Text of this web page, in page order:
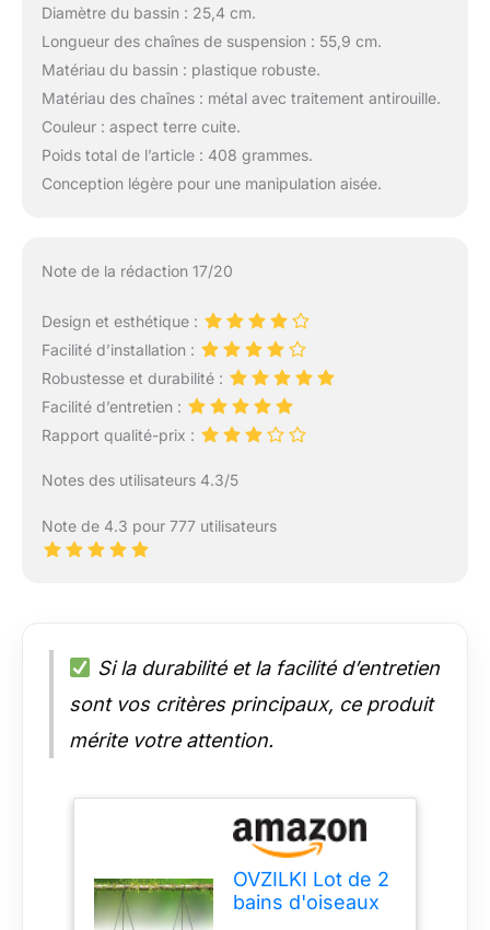
Diamètre du bassin : 25,4 cm.
Longueur des chaînes de suspension : 55,9 cm.
Matériau du bassin : plastique robuste.
Matériau des chaînes : métal avec traitement antirouille.
Couleur : aspect terre cuite.
Poids total de l’article : 408 grammes.
Conception légère pour une manipulation aisée.
Note de la rédaction 17/20
Design et esthétique :
Facilité d’installation :
Robustesse et durabilité :
Facilité d’entretien :
Rapport qualité-prix :
Notes des utilisateurs 4.3/5
Note de 4.3 pour 777 utilisateurs
Si la durabilité et la facilité d’entretien
sont vos critères principaux, ce produit
mérite votre attention.
OVZILKI Lot de 2
bains d'oiseaux